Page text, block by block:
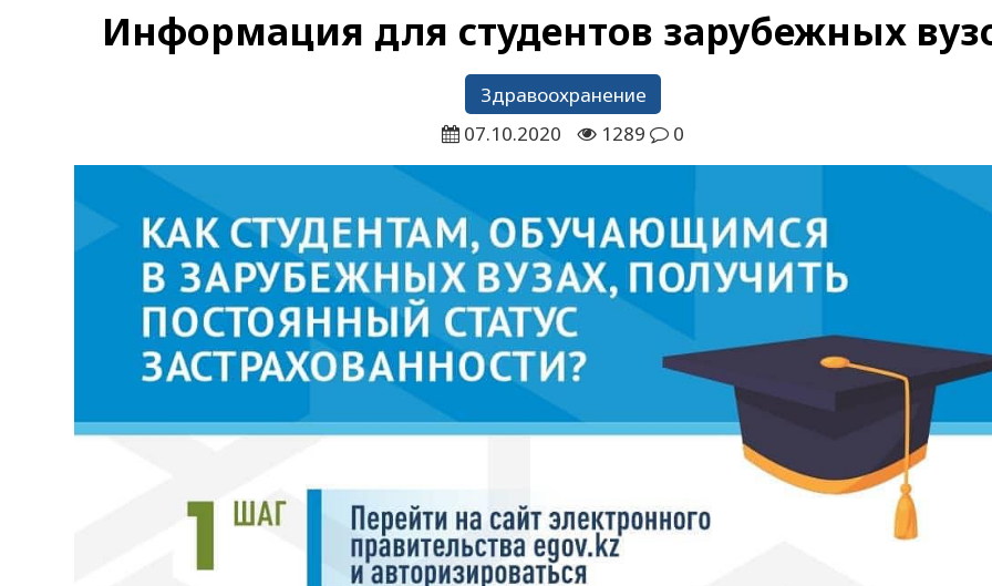
Информация для студентов зарубежных
Здравоохранение
07.10.2020
1289 0